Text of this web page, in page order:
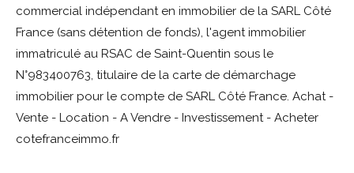
commercial indépendant en immobilier de la SARL Côté
France (sans détention de fonds), l'agent immobilier
immatriculé au RSAC de Saint-Quentin sous le
N°983400763, titulaire de la carte de démarchage
immobilier pour le compte de SARL Côté France. Achat -
Vente - Location - A Vendre - Investissement - Acheter
cotefranceimmo.fr